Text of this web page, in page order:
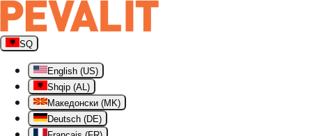
SQ
English (US)
Shqip (AL)
Македонски (MK)
Deutsch (DE)